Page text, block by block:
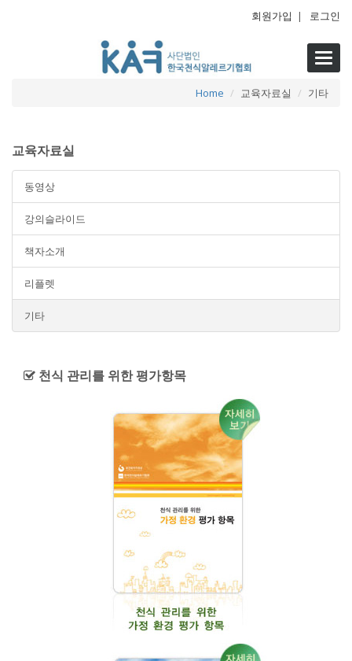
회원가입 | 로그인
Home
교육자료실 기타
교육자료실
동영상
강의슬라이드
책자소개
리플렛
기타
천식 관리를 위한 평가항목